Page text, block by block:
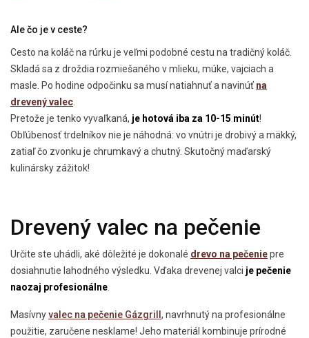
Ale čo je v ceste?
Cesto na koláč na rúrku je veľmi podobné cestu na tradičný koláč.
Skladá sa z droždia rozmiešaného v mlieku, múke, vajciach a
masle. Po hodine odpočinku sa musí natiahnuť a navinúť na
drevený valec.
Pretože je tenko vyvaľkaná, je hotová iba za 10-15 minút!
Obľúbenosť trdelníkov nie je náhodná: vo vnútri je drobivý a mäkký,
zatiaľ čo zvonku je chrumkavý a chutný. Skutočný maďarský
kulinársky zážitok!
Drevený valec na pečenie
Určite ste uhádli, aké dôležité je dokonalé drevo na pečeniepre
dosiahnutie lahodného výsledku. Vďaka drevenej valci je pečenie
naozaj profesionálne.
Masívnyvalec na pečenie Gázgrill , navrhnutý na profesionálne
použitie, zaručene nesklame! Jeho materiál kombinuje prírodné